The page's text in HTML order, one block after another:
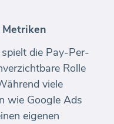
die Pay-Per-
Rolle
viele
wie Google Ads
eigenen